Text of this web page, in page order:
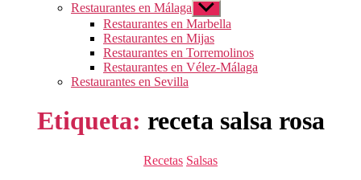
Restaurantes en Málaga Mostrar
el
submenú
Restaurantes en Marbella
Restaurantes en Mijas
Restaurantes en Torremolinos
Restaurantes en Vélez-Málaga
Restaurantes en Sevilla
Etiqueta: receta salsa rosa
Categorías
Recetas Salsas